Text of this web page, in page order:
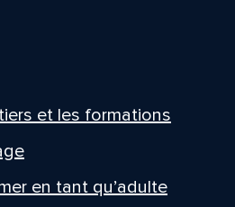
et les formations
en tant qu’adulte